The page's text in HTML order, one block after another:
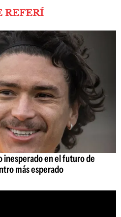
REFERÍ
inesperado en el futuro de
más esperado